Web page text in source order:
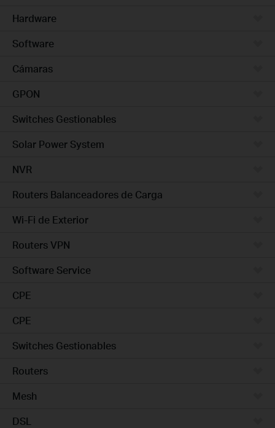
Hardware
Software
Cámaras
GPON
Switches Gestionables
Solar Power System
NVR
Routers Balanceadores de Carga
Wi-Fi de Exterior
Routers VPN
Software Service
CPE
CPE
Switches Gestionables
Routers
Mesh
DSL